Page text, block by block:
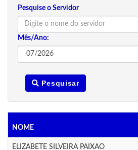
Pesquise o Servidor
Mês/Ano:
Pesquisar
NOME
ELIZABETE SILVEIRA PAIXAO